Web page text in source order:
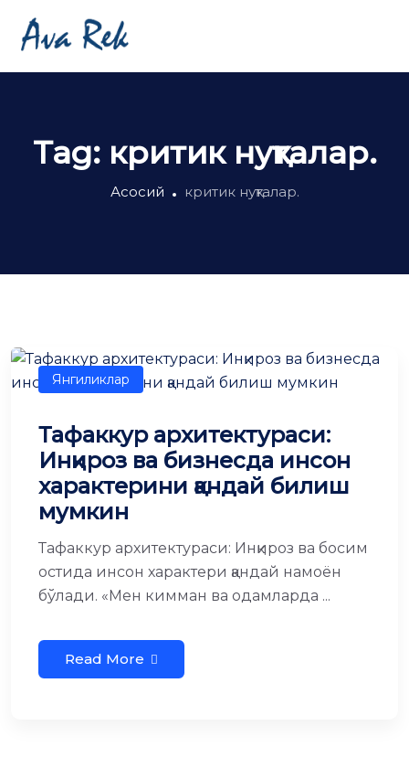
Tag: критик нуқталар.
Асосий критик нуқталар.
Янгиликлар
Тафаккур архитектураси:
Инқироз ва бизнесда инсон
характерини қандай билиш
мумкин
Тафаккур архитектураси: Инқироз ва босим
остида инсон характери қандай намоён
бўлади. «Мен кимман ва одамларда ...
Read More